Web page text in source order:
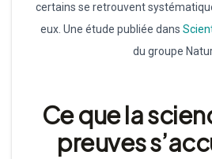
certains se retrouvent
eux. Une étude publiée dans
du groupe
Ce que la
preuves